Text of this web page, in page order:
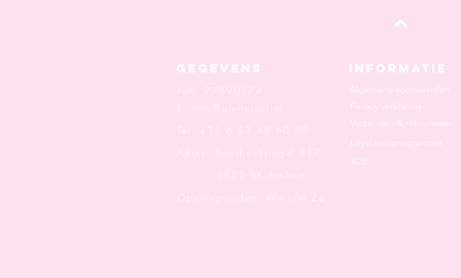
Gegevens Informatie
KvK: 77890574
E:
info@ateliersaf.nl
Tel: +31 6 53 48 60 58
Adres: Sonsbeeksingel 117
6822 BK Arnhem
Openingstijden: Wo t/m Za
Algemene voorwaarden
Privacy verklaring
Verzenden & retourneren
Loyaliteitsprogramma
B2B